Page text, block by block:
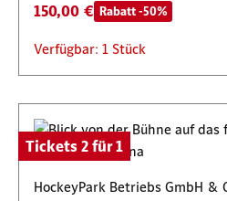
150,00 € Rabatt -50%
Verfügbar: 1 Stück
Tickets 2 für 1
HockeyPark Betriebs GmbH &